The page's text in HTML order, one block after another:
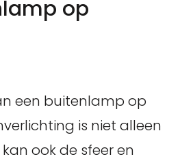
op
een buitenlamp op
is niet alleen
ook de sfeer en